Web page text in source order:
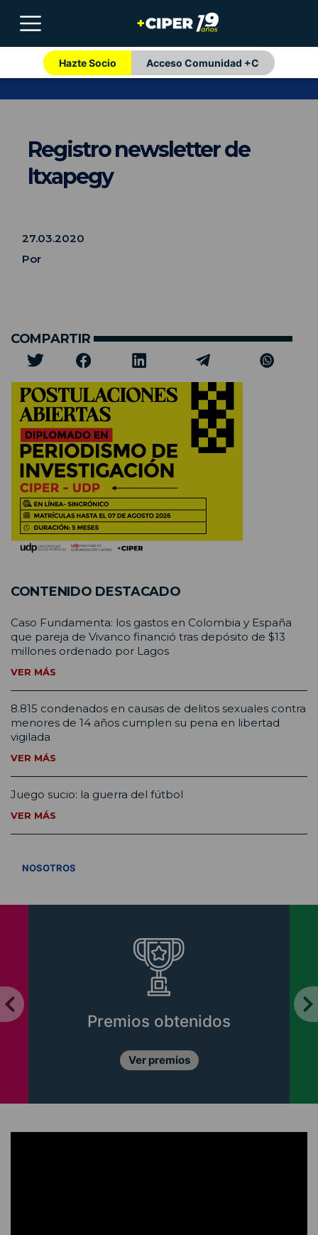
Hazte Socio Acceso Comunidad +C
Registro newsletter de
ltxapegy
27.03.2020
Por
COMPARTIR
CONTENIDO DESTACADO
Caso Fundamenta: los gastos en Colombia y España
que pareja de Vivanco financió tras depósito de $13
millones ordenado por Lagos
VER MÁS
8.815 condenados en causas de delitos sexuales contra
menores de 14 años cumplen su pena en libertad
vigilada
VER MÁS
Juego sucio: la guerra del fútbol
VER MÁS
NOSOTROS
Premios obtenidos
Ver premios